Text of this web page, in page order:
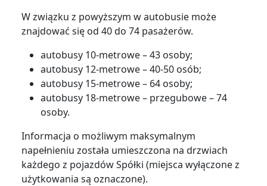
W związku z powyższym w autobusie może
znajdować się od 40 do 74 pasażerów.
autobusy 10-metrowe – 43 osoby;
autobusy 12-metrowe – 40-50 osób;
autobusy 15-metrowe – 64 osoby;
autobusy 18-metrowe – przegubowe – 74
osoby.
Informacja o możliwym maksymalnym
napełnieniu została umieszczona na drzwiach
każdego z pojazdów Spółki (miejsca wyłączone z
użytkowania są oznaczone).